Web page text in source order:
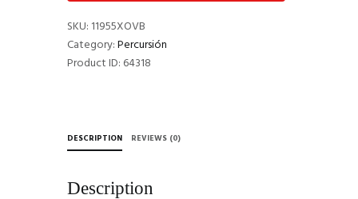
SKU: 11955XOVB
Category:Percursión
Product ID: 64318
DESCRIPTION REVIEWS (0)
Description